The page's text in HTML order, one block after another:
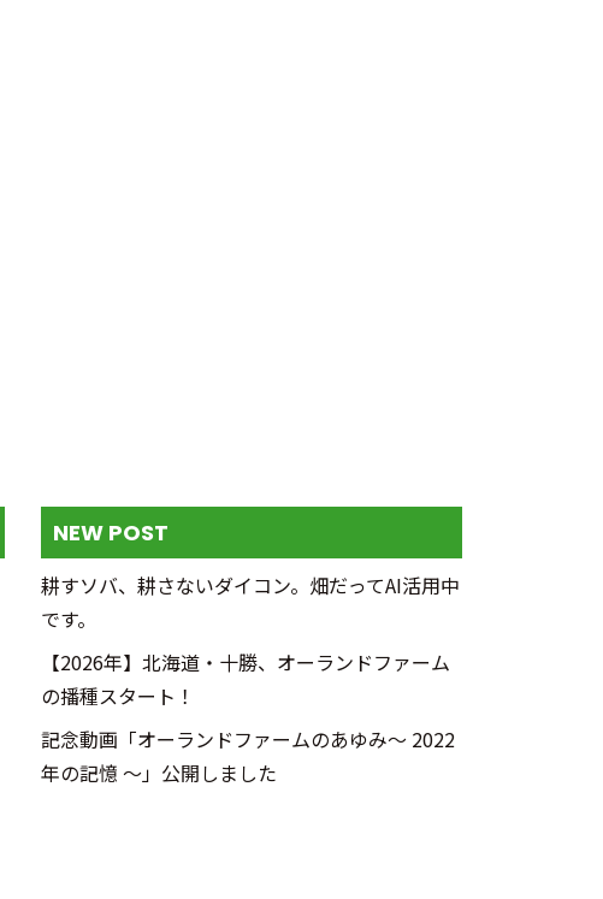
NEW POST
耕すソバ、耕さないダイコン。畑だってAI活用中
です。
【2026年】北海道・十勝、オーランドファーム
の播種スタート！
記念動画「オーランドファームのあゆみ～ 2022
年の記憶 ～」公開しました